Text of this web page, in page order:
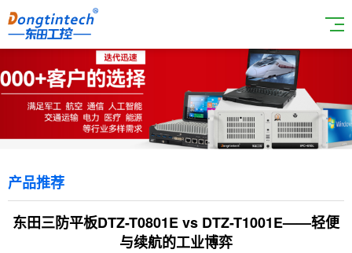
产品推荐
东田三防平板DTZ-T0801E vs DTZ-T1001E——轻便
与续航的工业博弈